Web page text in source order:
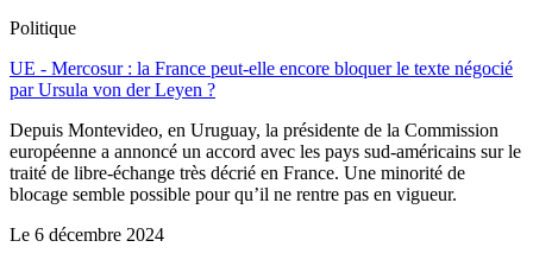
Politique
UE - Mercosur : la France peut-elle encore bloquer le texte négocié
par Ursula von der Leyen ?
Depuis Montevideo, en Uruguay, la présidente de la Commission
européenne a annoncé un accord avec les pays sud-américains sur le
traité de libre-échange très décrié en France. Une minorité de
blocage semble possible pour qu’il ne rentre pas en vigueur.
Le 6 décembre 2024